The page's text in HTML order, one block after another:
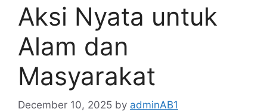
Aksi Nyata untuk
Alam dan
Masyarakat
December 10, 2025 by adminAB1